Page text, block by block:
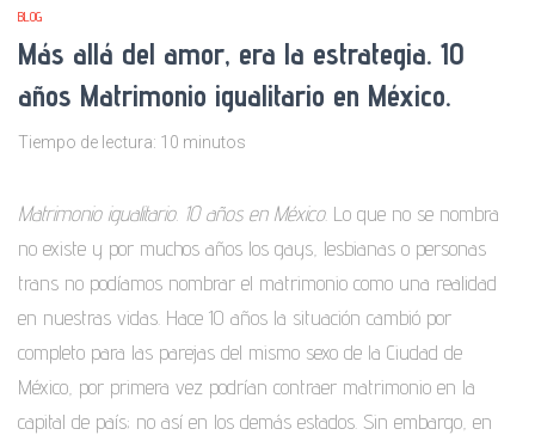
BLOG
Más allá del amor, era la estrategia. 10
años Matrimonio igualitario en México.
Tiempo de lectura: 10 minutos
Matrimonio igualitario. 10 años en México. Lo que no se nombra
no existe y por muchos años los gays, lesbianas o personas
trans no podíamos nombrar el matrimonio como una realidad
en nuestras vidas. Hace 10 años la situación cambió por
completo para las parejas del mismo sexo de la Ciudad de
México, por primera vez podrían contraer matrimonio en la
capital de país; no así en los demás estados. Sin embargo, en